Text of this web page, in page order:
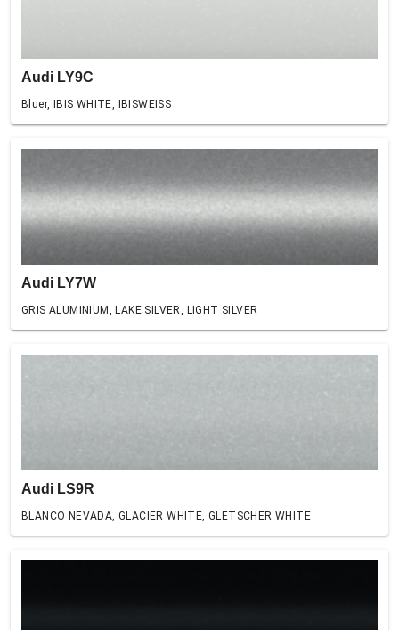
Audi LY9C
Bluer, IBIS WHITE, IBISWEISS
Audi LY7W
GRIS ALUMINIUM, LAKE SILVER, LIGHT SILVER
Audi LS9R
BLANCO NEVADA, GLACIER WHITE, GLETSCHER WHITE